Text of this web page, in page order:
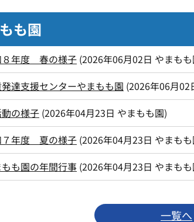
も園
８年度 春の様子 (2026年06月02日 やまも
発達支援センターやまもも園 (2026年06月02
の様子 (2026年04月23日 やまもも園)
７年度 夏の様子 (2026年04月23日 やまも
も園の年間行事 (2026年04月23日 やまも
一覧へ